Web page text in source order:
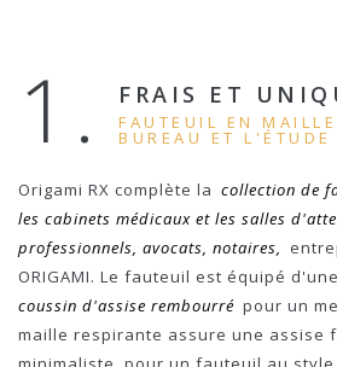
1. FRAIS ET
FAUTEUIL EN
BUREAU ET L'ÉTUDE
Origami RX complète la collection de
les cabinets médicaux et les salles
professionnels, avocats, notaires,
ORIGAMI. Le fauteuil est équipé d'une
coussin d'assise rembourré pour un
maille respirante assure une assise